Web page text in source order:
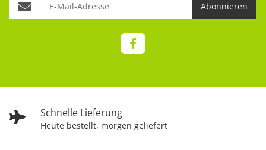
Schnelle Lieferung
Heute bestellt, morgen geliefert
Abonnieren